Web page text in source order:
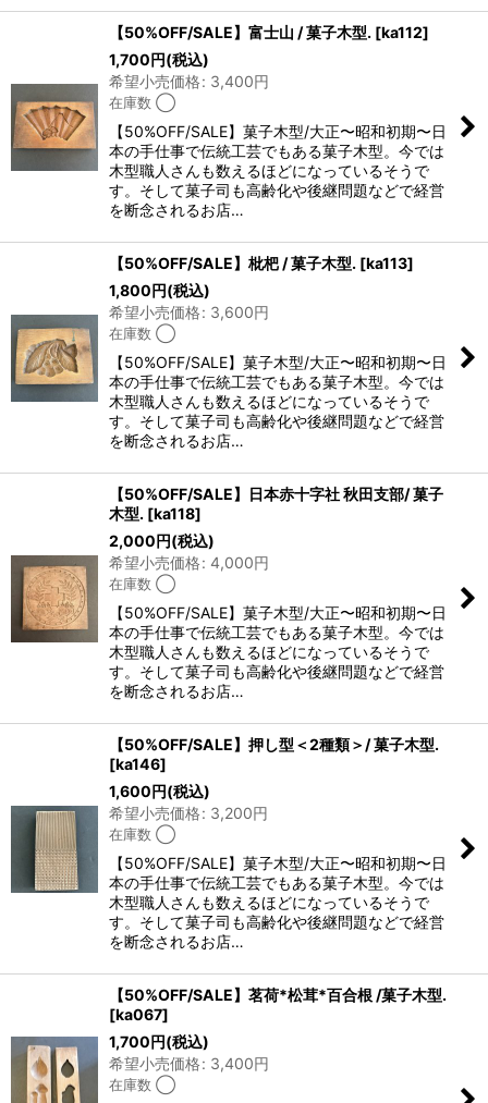
【50%OFF/SALE】富士山 / 菓子木型. [ka112]
1,700円(税込)
希望小売価格: 3,400円
在庫数 ◯
【50%OFF/SALE】菓子木型/大正〜昭和初期〜日
本の手仕事で伝統工芸でもある菓子木型。今では
木型職人さんも数えるほどになっているそうで
す。そして菓子司も高齢化や後継問題などで経営
を断念されるお店…
【50%OFF/SALE】枇杷 / 菓子木型. [ka113]
1,800円(税込)
希望小売価格: 3,600円
在庫数 ◯
【50%OFF/SALE】菓子木型/大正〜昭和初期〜日
本の手仕事で伝統工芸でもある菓子木型。今では
木型職人さんも数えるほどになっているそうで
す。そして菓子司も高齢化や後継問題などで経営
を断念されるお店…
【50%OFF/SALE】日本赤十字社 秋田支部/ 菓子
木型. [ka118]
2,000円(税込)
希望小売価格: 4,000円
在庫数 ◯
【50%OFF/SALE】菓子木型/大正〜昭和初期〜日
本の手仕事で伝統工芸でもある菓子木型。今では
木型職人さんも数えるほどになっているそうで
す。そして菓子司も高齢化や後継問題などで経営
を断念されるお店…
【50%OFF/SALE】押し型＜2種類＞/ 菓子木型.
[ka146]
1,600円(税込)
希望小売価格: 3,200円
在庫数 ◯
【50%OFF/SALE】菓子木型/大正〜昭和初期〜日
本の手仕事で伝統工芸でもある菓子木型。今では
木型職人さんも数えるほどになっているそうで
す。そして菓子司も高齢化や後継問題などで経営
を断念されるお店…
【50%OFF/SALE】茗荷*松茸*百合根 /菓子木型.
[ka067]
1,700円(税込)
希望小売価格: 3,400円
在庫数 ◯